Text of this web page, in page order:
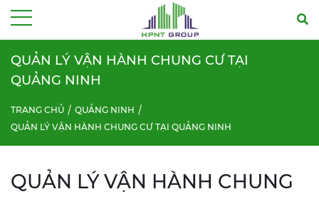
QUẢN LÝ VẬN HÀNH CHUNG CƯ TẠI
QUẢNG NINH
TRANG CHỦ
QUẢNG NINH
QUẢN LÝ VẬN HÀNH CHUNG CƯ TẠI QUẢNG NINH
QUẢN LÝ VẬN HÀNH CHUNG